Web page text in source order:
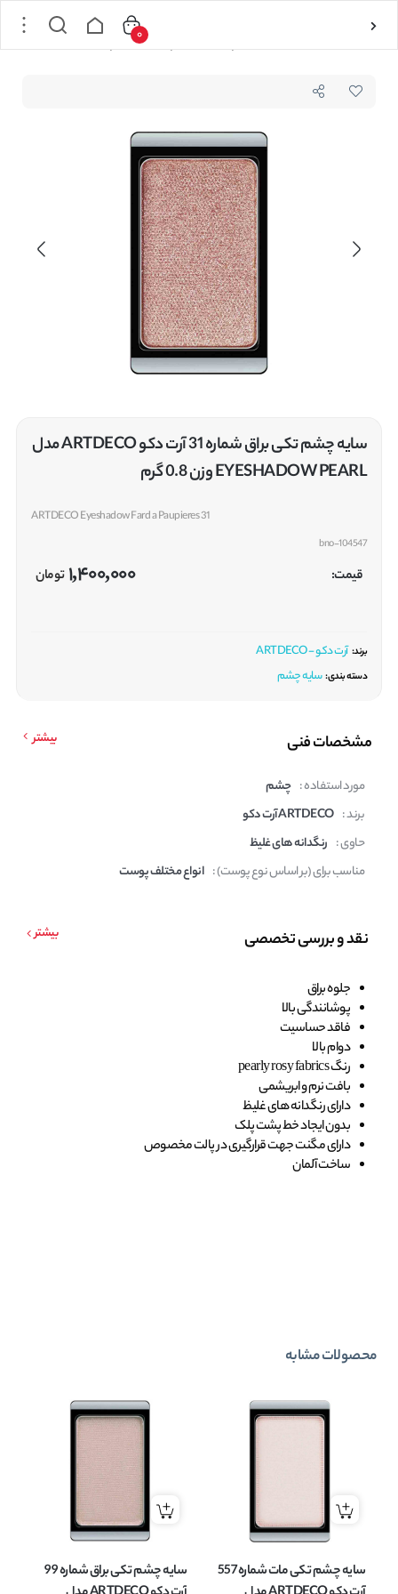
/ سایه چشم تکی براق شماره 31 آرت دکو ARTDECO مدل EYESHADOW PEARL وزن 0.8 گرم0
سایه چشم تکی براق شماره 31 آرت دکو ARTDECO مدل
EYESHADOW PEARL وزن 0.8 گرم
ARTDECO Eyeshadow Fard a Paupieres 31
bno-104547
قیمت: 1,400,000 تومان
برند: آرت دکو - ARTDECO
دسته بندی: سایه چشم
مشخصات فنی بیشتر
مورد استفاده : چشم
برند : ARTDECO آرت دکو
حاوی : رنگدانه های غلیظ
مناسب برای (بر اساس نوع پوست) : انواع مختلف پوست
نقد و بررسی تخصصی بیشتر
جلوه براق
پوشانندگی بالا
فاقد حساسیت
دوام بالا
رنگ pearly rosy fabrics
بافت نرم و ابریشمی
دارای رنگدانه های غلیظ
بدون ایجاد خط پشت پلک
دارای مگنت جهت قرارگیری در پالت مخصوص
ساخت آلمان
محصولات مشابه
سایه چشم تکی مات شماره 557
سایه چشم تکی براق شماره 99